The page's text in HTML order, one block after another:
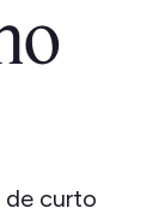
de curto